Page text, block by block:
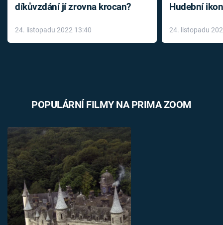
díkůvzdání jí zrovna krocan?
24. listopadu 2022 13:40
Hudební
léky
24. listopadu
POPULÁRNÍ FILMY NA PRIMA ZOOM